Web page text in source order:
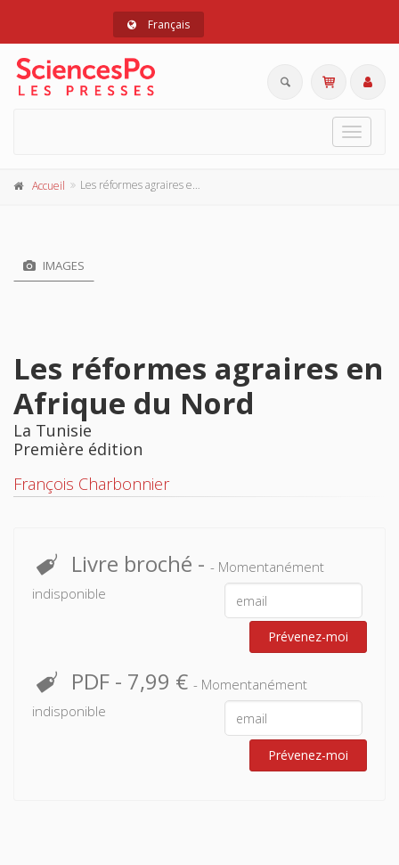
Français
Toggle
Accueil Les réformes agraires en Afrique du Nord
IMAGES
Les réformes agraires en
Afrique du Nord
La Tunisie
Première édition
François Charbonnier
Livre broché - - Momentanément
indisponible
Prévenez-moi
PDF - 7,99 € - Momentanément
indisponible
Prévenez-moi